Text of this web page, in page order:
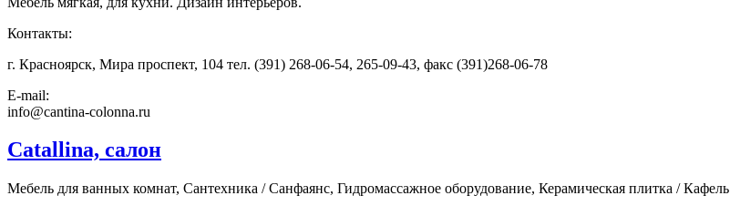
Контакты:
г. Красноярск, Мира проспект, 104 тел. (391) 268-06-54, 265-09-43, факс (391)268-06-78
E-mail:
info@cantina-colonna.ru
Catallina, салон
Мебель для ванных комнат, Сантехника / Санфаянс, Гидромассажное оборудование, Керамическая плитка / Кафель